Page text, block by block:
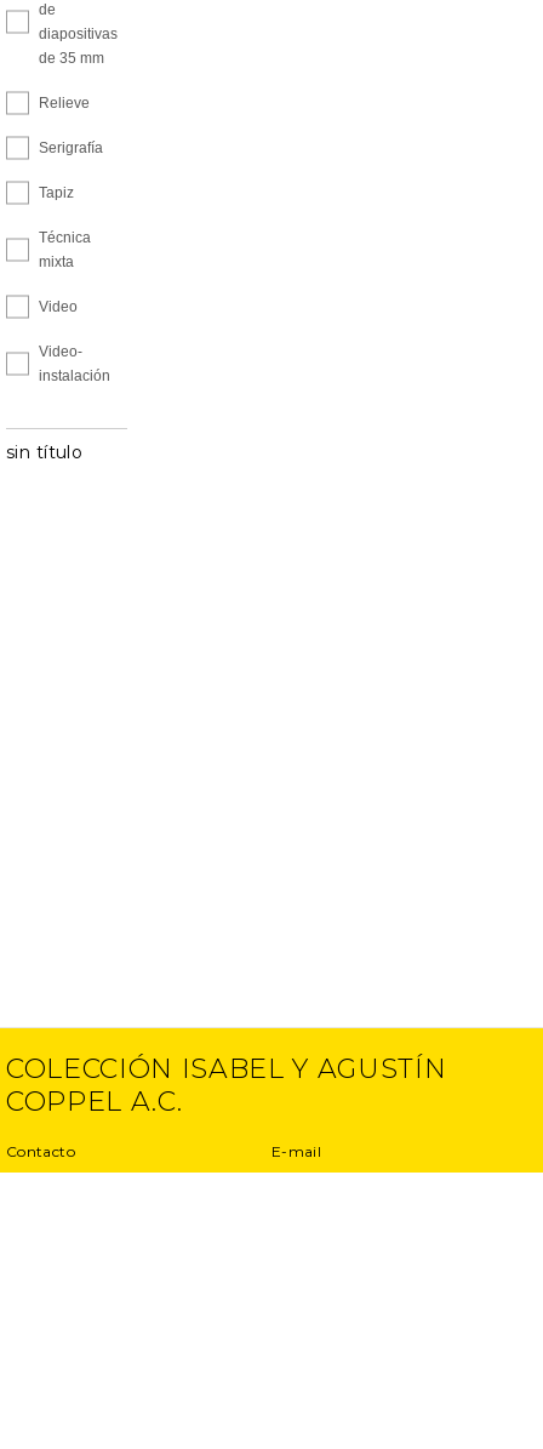
de
diapositivas
de 35 mm
Relieve
Serigrafía
Tapiz
Técnica
mixta
Video
Video-
instalación
sin título
COLECCIÓN ISABEL Y AGUSTÍN
COPPEL A.C.
Contacto
E-mail